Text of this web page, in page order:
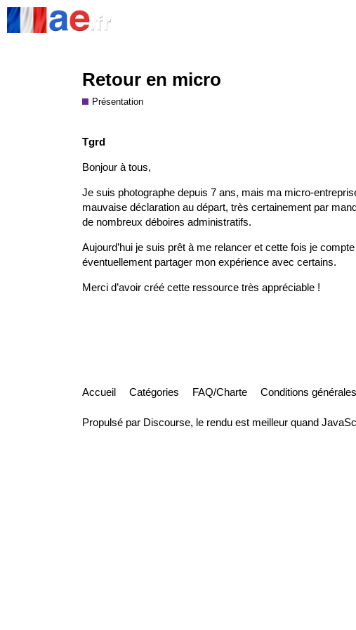
Retour en micro
Présentation
Tgrd
Bonjour à tous,
Je suis photographe depuis 7 ans, mais ma micro-
mauvaise déclaration au départ, très certainement par
de nombreux déboires administratifs.
Aujourd’hui je suis prêt à me relancer et cette fois je
éventuellement partager mon expérience avec certains.
Merci d’avoir créé cette ressource très appréciable !
Accueil Catégories FAQ/Charte Conditions
Propulsé par Discourse, le rendu est meilleur quand